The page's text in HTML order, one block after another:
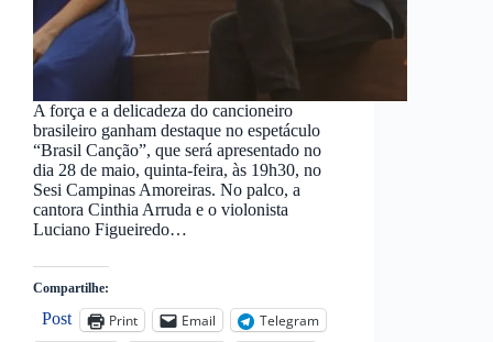
A força e a delicadeza do cancioneiro
brasileiro ganham destaque no espetáculo
“Brasil Canção”, que será apresentado no
dia 28 de maio, quinta-feira, às 19h30, no
Sesi Campinas Amoreiras. No palco, a
cantora Cinthia Arruda e o violonista
Luciano Figueiredo…
Compartilhe:
Post Print Email
Telegram